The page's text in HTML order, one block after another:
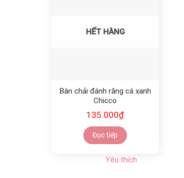
HẾT HÀNG
Bàn chải đánh răng cá xanh
Chicco
135.000₫
Đọc tiếp
Yêu thích